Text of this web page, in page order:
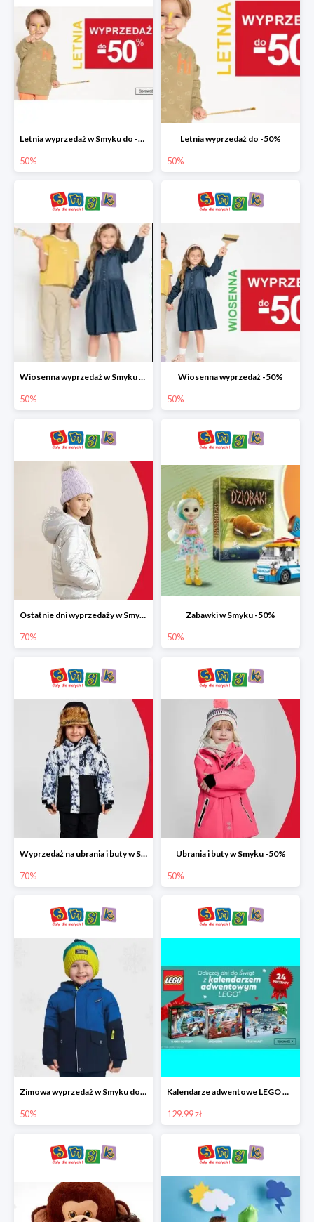
Letnia wyprzedaż w Smyku do -50%
50%
Letnia wyprzedaż do -50%
50%
Wiosenna wyprzedaż w Smyku do -50%
50%
Wiosenna wyprzedaż -50%
50%
Ostatnie dni wyprzedaży w Smyku do -70%
70%
Zabawki w Smyku -50%
50%
Wyprzedaż na ubrania i buty w Smyku do -70%
70%
Ubrania i buty w Smyku -50%
50%
Zimowa wyprzedaż w Smyku do -50%
50%
Kalendarze adwentowe LEGO w Smyku w super cenie
129.99 zł